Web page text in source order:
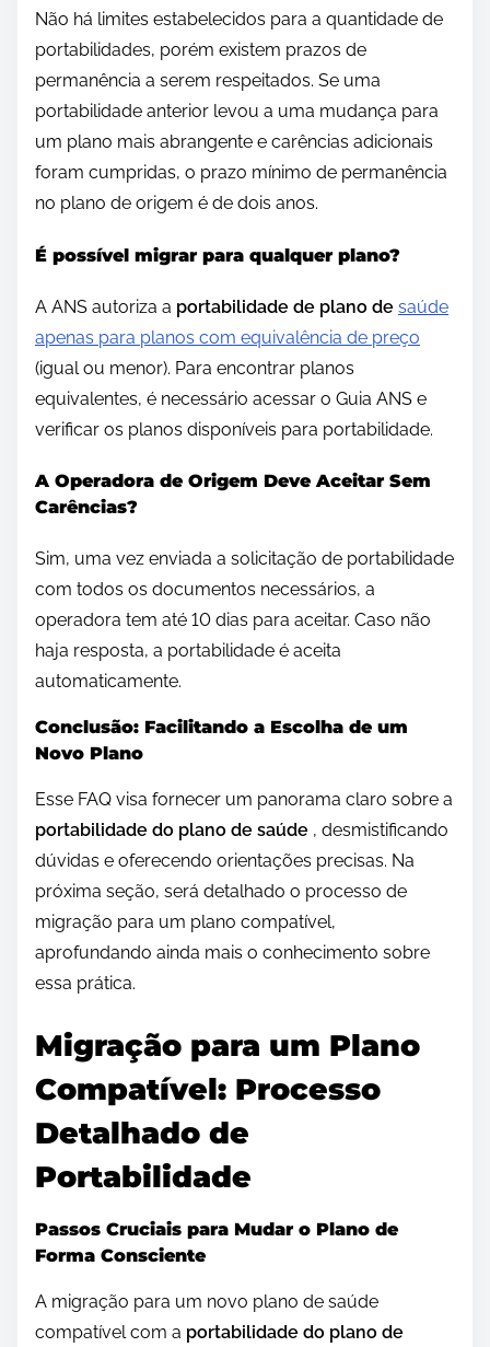
Não há limites estabelecidos para a quantidade de
portabilidades, porém existem prazos de
permanência a serem respeitados. Se uma
portabilidade anterior levou a uma mudança para
um plano mais abrangente e carências adicionais
foram cumpridas, o prazo mínimo de permanência
no plano de origem é de dois anos.
É possível migrar para qualquer plano?
A ANS autoriza a portabilidade de plano de saúde
apenas para planos com equivalência de preço
(igual ou menor). Para encontrar planos
equivalentes, é necessário acessar o Guia ANS e
verificar os planos disponíveis para portabilidade.
A Operadora de Origem Deve Aceitar Sem
Carências?
Sim, uma vez enviada a solicitação de portabilidade
com todos os documentos necessários, a
operadora tem até 10 dias para aceitar. Caso não
haja resposta, a portabilidade é aceita
automaticamente.
Conclusão: Facilitando a Escolha de um
Novo Plano
Esse FAQ visa fornecer um panorama claro sobre a
portabilidade do plano de saúde , desmistificando
dúvidas e oferecendo orientações precisas. Na
próxima seção, será detalhado o processo de
migração para um plano compatível,
aprofundando ainda mais o conhecimento sobre
essa prática.
Migração para um Plano
Compatível: Processo
Detalhado de
Portabilidade
Passos Cruciais para Mudar o Plano de
Forma Consciente
A migração para um novo plano de saúde
compatível com a portabilidade do plano de